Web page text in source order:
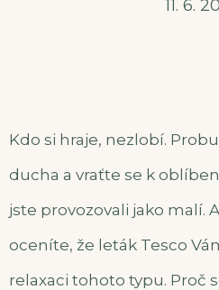
11. 6.
Kdo si hraje, nezlobí.
ducha a vraťte se k
jste provozovali jako malí.
oceníte, že leták Tesco
relaxaci tohoto typu. Proč